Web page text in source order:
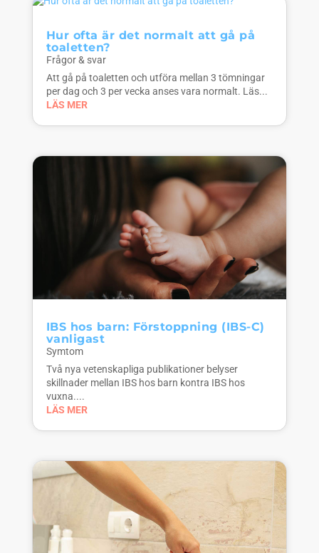
Hur ofta är det normalt att gå på
toaletten?
Frågor & svar
Att gå på toaletten och utföra mellan 3 tömningar
per dag och 3 per vecka anses vara normalt. Läs...
LÄS MER
IBS hos barn: Förstoppning (IBS-C)
vanligast
Symtom
Två nya vetenskapliga publikationer belyser
skillnader mellan IBS hos barn kontra IBS hos
vuxna....
LÄS MER